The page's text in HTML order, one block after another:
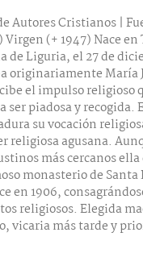
Autores Cristianos |
(+ 1947) Nace en
de Liguria, el 27 de
originariamente María
el impulso religioso
ser piadosa y recogida.
su vocación
religiosa agusana.
más cercanos ella
monasterio de Santa
en 1906,
religiosos. Elegida
vicaria más tarde y